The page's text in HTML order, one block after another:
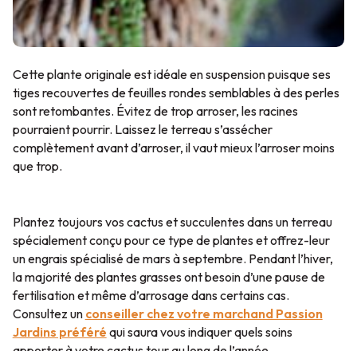
Cette plante originale est idéale en suspension puisque ses
tiges recouvertes de feuilles rondes semblables à des perles
sont retombantes. Évitez de trop arroser, les racines
pourraient pourrir. Laissez le terreau s’assécher
complètement avant d’arroser, il vaut mieux l’arroser moins
que trop.
Plantez toujours vos cactus et succulentes dans un terreau
spécialement conçu pour ce type de plantes et offrez-leur
un engrais spécialisé de mars à septembre. Pendant l’hiver,
la majorité des plantes grasses ont besoin d’une pause de
fertilisation et même d’arrosage dans certains cas.
Consultez un conseiller chez votre marchand Passion
Jardins préféré qui saura vous indiquer quels soins